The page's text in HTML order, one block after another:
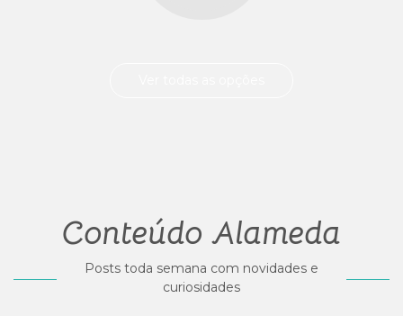
Conteúdo Alameda
Posts toda semana com novidades e
curiosidades